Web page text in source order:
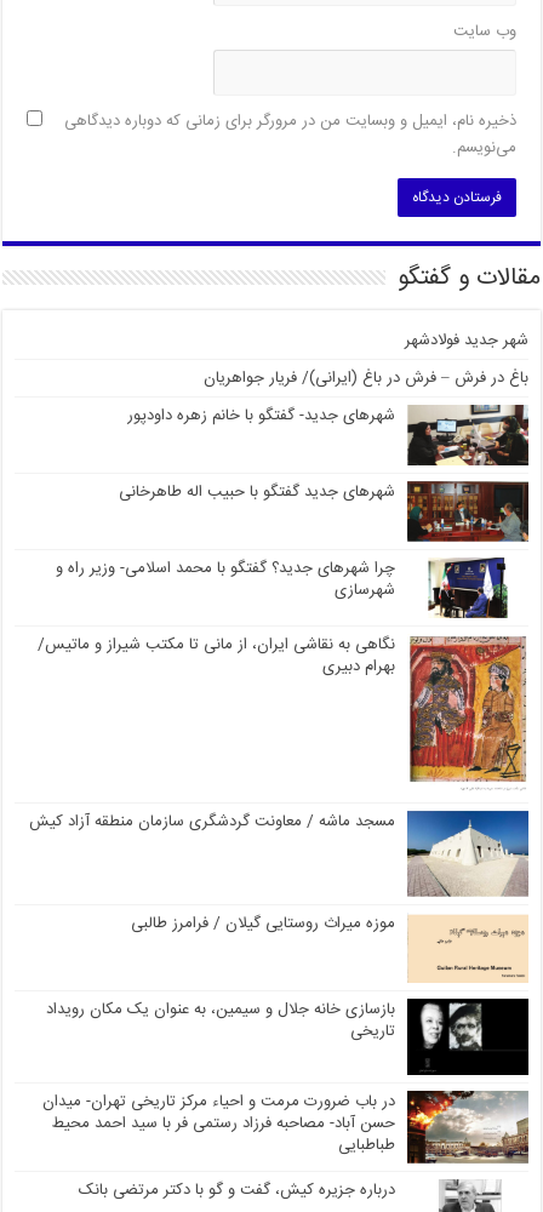
وب‌ سایت
ذخیره نام، ایمیل و وبسایت من در مرورگر برای زمانی که دوباره دیدگاهی
می‌نویسم.
مقالات و گفتگو
شهر جدید فولادشهر
باغ در فرش – فرش در باغ (ایرانی)/ فریار جواهریان
شهرهای جدید- گفتگو با خانم زهره داودپور
شهرهای جدید گفتگو با حبیب اله طاهرخانی
چرا شهرهای جدید؟ گفتگو با محمد اسلامی- وزیر راه و
شهرسازی
نگاهی به نقاشی ایران، از مانی تا مکتب شیراز و ماتیس/
بهرام دبیری
مسجد ماشه / معاونت گردشگری سازمان منطقه آزاد کیش
موزه میراث روستایی گیلان / فرامرز طالبی
بازسازی خانه جلال و سیمین، به عنوان یک مکان رویداد
تاریخی
در باب ضرورت مرمت و احیاء مرکز تاریخی تهران- میدان
حسن آباد- مصاحبه فرزاد رستمی فر با سید احمد محیط
طباطبایی
درباره جزیره کیش، گفت و گو با دکتر مرتضی بانک